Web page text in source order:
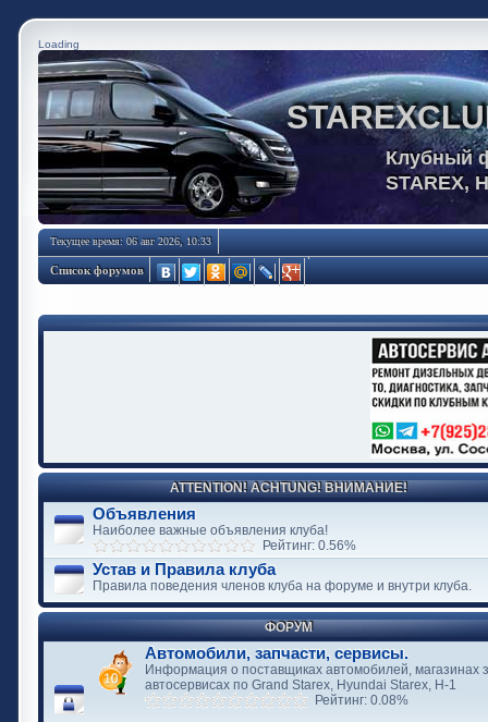
Loading
Клубный
STAREX,
Текущее время: 06 авг 2026, 10:33
Список форумов
ATTENTION! ACHTUNG! ВНИМАНИЕ!
Объявления
Наиболее важные объявления клуба!
Рейтинг: 0.56%
Устав и Правила клуба
Правила поведения членов клуба на форуме и внутри клуба.
ФОРУМ
Автомобили, запчасти, сервисы.
Информация о поставщиках автомобилей, магазинах
автосервисах по Grand Starex, Hyundai Starex, H-1
Рейтинг: 0.08%